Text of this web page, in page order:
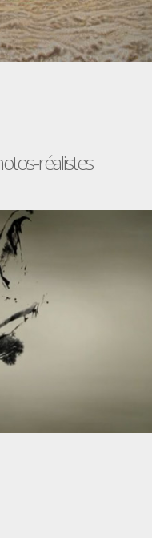
réalistes